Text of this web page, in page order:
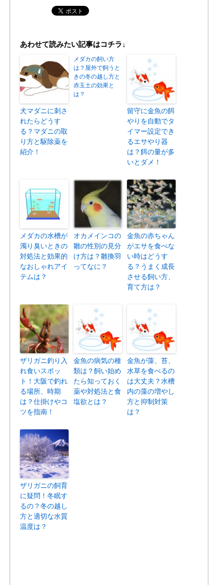
あわせて読みたい記事はコチラ↓
犬マダニに刺さ
れたらどうす
る？マダニの取
り方と駆除薬を
紹介！
メダカの飼い方
は？屋外で飼うと
きの冬の越し方と
赤玉土の効果と
は？
留守に金魚の餌
やりを自動でタ
イマー設定でき
るエサやり器
は？餌の量が多
いとダメ！
メダカの水槽が
濁り臭いときの
対処法と効果的
なおしゃれアイ
テムは？
オカメインコの
雛の性別の見分
け方は？雛換羽
ってなに？
金魚の赤ちゃん
がエサを食べな
い時はどうす
る？うまく成長
させる飼い方、
育て方は？
ザリガニ釣り入
れ食いスポッ
ト！大阪で釣れ
る場所、時期
は？仕掛けやコ
ツを指南！
金魚の病気の種
類は？飼い始め
たら知っておく
薬や対処法と食
塩欲とは？
金魚が藻、苔、
水草を食べるの
は大丈夫？水槽
内の藻の増やし
方と抑制対策
は？
ザリガニの飼育
に疑問！冬眠す
るの？冬の越し
方と適切な水質
温度は？